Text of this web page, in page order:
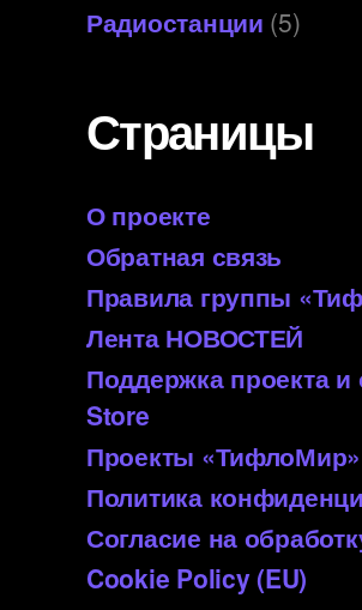
Радиостанции (5)
Страницы
О проекте
Обратная связь
Правила группы
Лента НОВОСТЕЙ
Поддержка проекта
Store
Проекты «ТифлоМир»
Политика
Согласие на
Cookie Policy (EU)